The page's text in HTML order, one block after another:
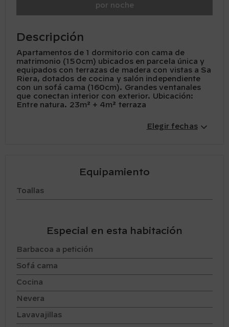
por noche
Descripción
Apartamentos de 1 dormitorio con cama de
matrimonio (150cm) ubicados en parcela única y
equipados con terrazas de madera con vistas a Sa
Riera, dotados de cocina y salón independiente
con un sofá cama (160cm). Grandes ventanales
que conectan interior con exterior. Ubicación:
Entre natura. 23m² + 4m² terraza
Elegir fechas
Equipamiento
Toallas
Especial en esta habitación
Barbacoa a petición
Sofá cama
Cocina
Nevera
Lavavajillas